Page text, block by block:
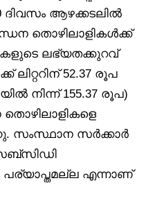
ആഴക്കടലിൽ
തൊഴിലാളികൾക്ക്
ലഭ്യതക്കുറവ്
ലിറ്ററിന് 52.37 രൂപ
നിന്ന് 155.37 രൂപ)
സംസ്ഥാന സർക്കാർ
പര്യാപ്തമല്ല എന്നാണ്